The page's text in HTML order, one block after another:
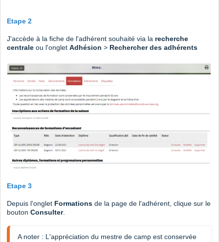
Etape 2
J'accède à la fiche de l'adhérent souhaité via la recherche
centrale ou l'onglet Adhésion > Rechercher des adhérents
Etape 3
Depuis l'onglet Formations de la page de l'adhérent, clique sur le
bouton Consulter.
A noter : L'appréciation du mestre de camp est conservée